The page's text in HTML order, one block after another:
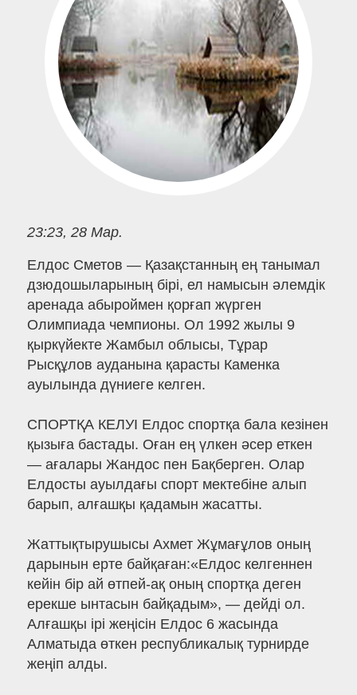
23:23, 28 Мар.
Елдос Сметов — Қазақстанның ең танымал
дзюдошыларының бірі, ел намысын әлемдік
аренада абыроймен қорғап жүрген
Олимпиада чемпионы. Ол 1992 жылы 9
қыркүйекте Жамбыл облысы, Тұрар
Рысқұлов ауданына қарасты Каменка
ауылында дүниеге келген.
СПОРТҚА КЕЛУІ Елдос спортқа бала кезінен
қызыға бастады. Оған ең үлкен әсер еткен
— ағалары Жандос пен Бақберген. Олар
Елдосты ауылдағы спорт мектебіне алып
барып, алғашқы қадамын жасатты.
Жаттықтырушысы Ахмет Жұмағұлов оның
дарынын ерте байқаған:«Елдос келгеннен
кейін бір ай өтпей-ақ оның спортқа деген
ерекше ынтасын байқадым», — дейді ол.
Алғашқы ірі жеңісін Елдос 6 жасында
Алматыда өткен республикалық турнирде
жеңіп алды.